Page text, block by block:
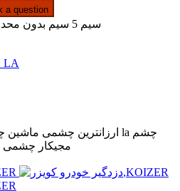
a question
2 سیم 5 سیم بدون محدودیت موتور قوی واترپروف